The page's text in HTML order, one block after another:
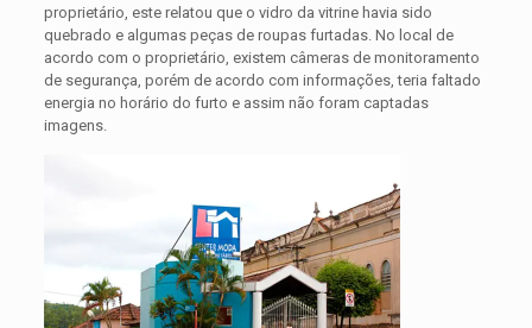
proprietário, este relatou que o vidro da vitrine havia sido
quebrado e algumas peças de roupas furtadas. No local de
acordo com o proprietário, existem câmeras de monitoramento
de segurança, porém de acordo com informações, teria faltado
energia no horário do furto e assim não foram captadas
imagens.